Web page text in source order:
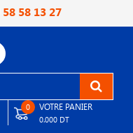
58 58 13 27
0 VOTRE PANIER
0.000 DT